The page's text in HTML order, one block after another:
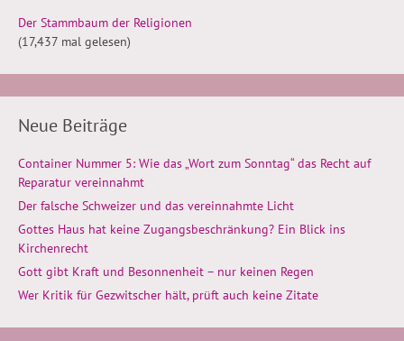
Der Stammbaum der Religionen
(17,437 mal gelesen)
Neue Beiträge
Container Nummer 5: Wie das „Wort zum Sonntag“ das Recht auf
Reparatur vereinnahmt
Der falsche Schweizer und das vereinnahmte Licht
Gottes Haus hat keine Zugangsbeschränkung? Ein Blick ins
Kirchenrecht
Gott gibt Kraft und Besonnenheit – nur keinen Regen
Wer Kritik für Gezwitscher hält, prüft auch keine Zitate